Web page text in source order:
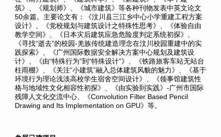
筑》、《规划师》、《城市建筑》等各种刊物发表中英文论文
50余篇。主要论文有：《汶川县三江乡中心小学重建工程方案
设计》、《党校规划与建筑设计之特殊性思考》、《体验自由
教学空间》、《日本灾后建筑应急危险度判定系统初探》、
《寻找“逝去”的校园-羌族传统建造理念在汶川校园重建中的实
践探索》、《广州国际数据安全解决方案中心规划及建筑设
计》、《由“特殊行为”到“特殊设计”》、《铁路旅客车站无站台
柱雨棚》、《关注“小建筑”融入总体建筑风貌的魅力》、《基于
环境行为理论浅淡高校学生宿舍空间设计》、《领事馆建筑性
格与地域性文化相容性初探》、《由实验到实践》-广州市国际
残障人文化交流中心、《Convolution Filter Based Pencil
Drawing and Its Implementation on GPU》等。